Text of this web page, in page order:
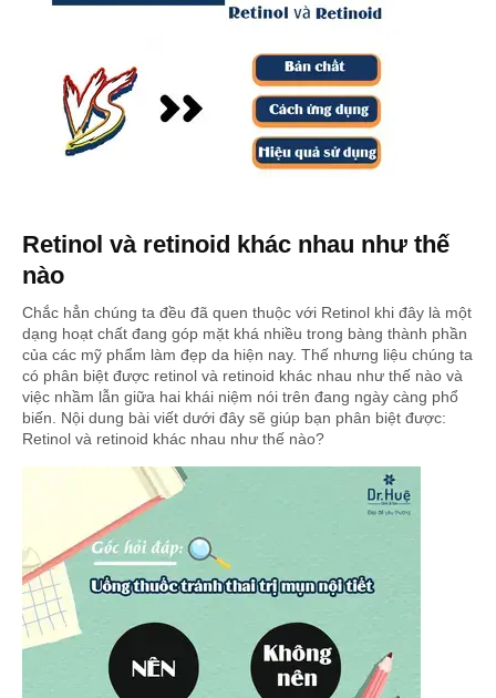
Retinol và retinoid khác nhau như thế
nào
Chắc hẳn chúng ta đều đã quen thuộc với Retinol khi đây là một
dạng hoạt chất đang góp mặt khá nhiều trong bàng thành phần
của các mỹ phẩm làm đẹp da hiện nay. Thế nhưng liệu chúng ta
có phân biệt được retinol và retinoid khác nhau như thế nào và
việc nhầm lẫn giữa hai khái niệm nói trên đang ngày càng phổ
biến. Nội dung bài viết dưới đây sẽ giúp bạn phân biệt được:
Retinol và retinoid khác nhau như thế nào?